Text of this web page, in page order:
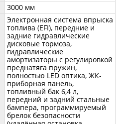
3000 мм
Электронная система впрыска
топлива (EFI), передние и
задние гидравлические
дисковые тормоза,
гидравлические
амортизаторы с регулировкой
преднатяга пружин,
полностью LED оптика, ЖК-
приборная панель,
топливный бак 6,4 л,
передний и задний стальные
бампера, программируемый
брелок безопасности